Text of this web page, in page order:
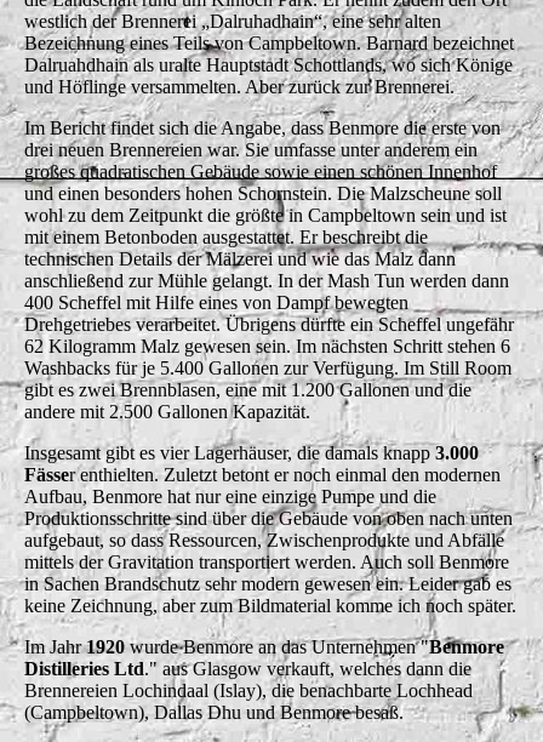
westlich der Brennerei „Dalruhadhain“, eine sehr alten
Bezeichnung eines Teils von Campbeltown. Barnard bezeichnet
Dalruahdhain als uralte Hauptstadt Schottlands, wo sich Könige
und Höflinge versammelten. Aber zurück zur Brennerei.
Im Bericht findet sich die Angabe, dass Benmore die erste von
drei neuen Brennereien war. Sie umfasse unter anderem ein
großes quadratischen Gebäude sowie einen schönen Innenhof
und einen besonders hohen Schornstein. Die Malzscheune soll
wohl zu dem Zeitpunkt die größte in Campbeltown sein und ist
mit einem Betonboden ausgestattet. Er beschreibt die
technischen Details der Mälzerei und wie das Malz dann
anschließend zur Mühle gelangt. In der Mash Tun werden dann
400 Scheffel mit Hilfe eines von Dampf bewegten
Drehgetriebes verarbeitet. Übrigens dürfte ein Scheffel ungefähr
62 Kilogramm Malz gewesen sein. Im nächsten Schritt stehen 6
Washbacks für je 5.400 Gallonen zur Verfügung. Im Still Room
gibt es zwei Brennblasen, eine mit 1.200 Gallonen und die
andere mit 2.500 Gallonen Kapazität.
Insgesamt gibt es vier Lagerhäuser, die damals knapp3.000
Fässer enthielten. Zuletzt betont er noch einmal den modernen
Aufbau, Benmore hat nur eine einzige Pumpe und die
Produktionsschritte sind über die Gebäude von oben nach unten
aufgebaut, so dass Ressourcen, Zwischenprodukte und Abfälle
mittels der Gravitation transportiert werden. Auch soll Benmore
in Sachen Brandschutz sehr modern gewesen ein. Leider gab es
keine Zeichnung, aber zum Bildmaterial komme ich noch später.
Im Jahr1920wurde Benmore an das Unternehmen "Benmore
Distilleries Ltd." aus Glasgow verkauft, welches dann die
Brennereien Lochindaal (Islay), die benachbarte Lochhead
(Campbeltown), Dallas Dhu und Benmore besaß.